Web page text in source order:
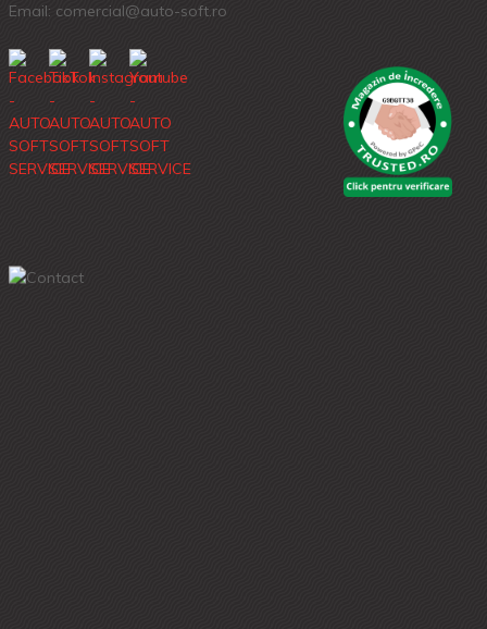
Email: comercial@auto-soft.ro